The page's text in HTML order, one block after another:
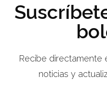
Recibe directamente
noticias y